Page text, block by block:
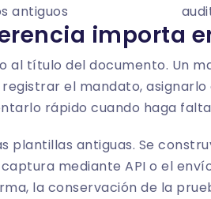
antiguos
importa
al título del documento. Un
el mandato,
rápido cuando haga
plantillas antiguas. Se
mediante API o el
la conservación de la